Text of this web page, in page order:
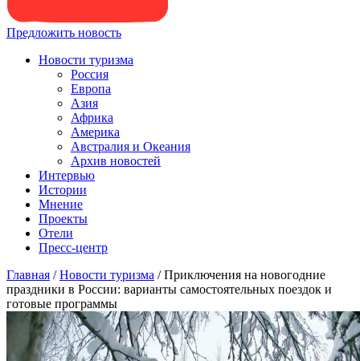
Предложить новость
Новости туризма
Россия
Европа
Азия
Африка
Америка
Австралия и Океания
Архив новостей
Интервью
Истории
Мнение
Проекты
Отели
Пресс-центр
Главная /Новости туризма /Приключения на новогодние
праздники в России: варианты самостоятельных поездок и
готовые программы